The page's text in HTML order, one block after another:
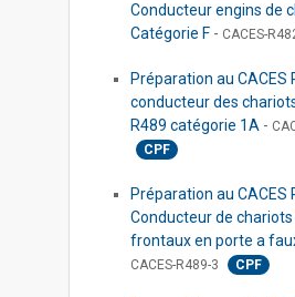
Conducteur engins de
Catégorie F - CACES-
Préparation au CACES
conducteur des
R489 catégorie 1A -
CPF
Préparation au CACES
Conducteur de
frontaux en porte a
CACES-R489-3 CPF